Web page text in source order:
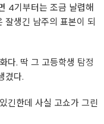
4기부터는 조금 날렵해
잘생긴 남주의 표본이 되
다. 딱 그 고등학생 탐정
겼다.
긴한데 사실 고쇼가 그린